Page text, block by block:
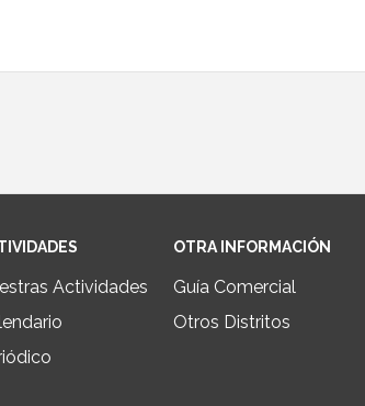
Actividades
OTRA INFORMACIÓN
Guía Comercial
Otros Distritos